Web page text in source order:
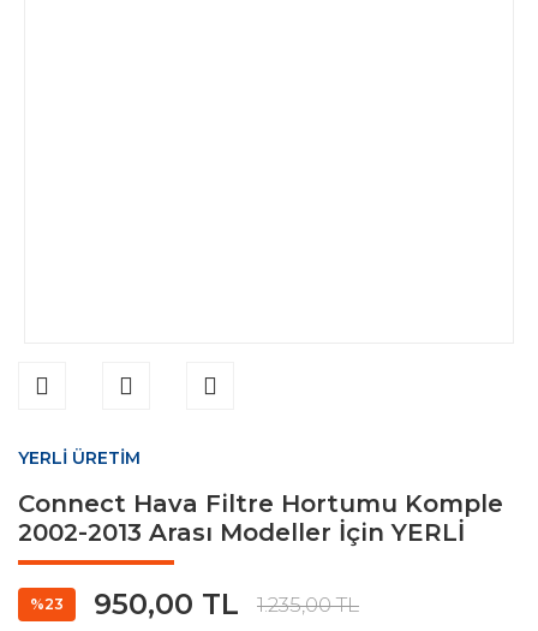
YERLİ ÜRETİM
Connect Hava Filtre Hortumu Komple
2002-2013 Arası Modeller İçin YERLİ
%23 950,00 TL 1.235,00 TL